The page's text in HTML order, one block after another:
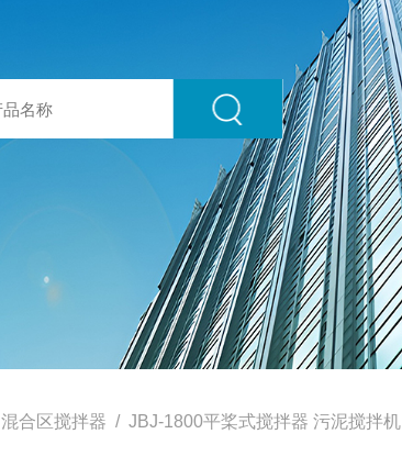
混合区搅拌器 / JBJ-1800平桨式搅拌器 污泥搅拌机